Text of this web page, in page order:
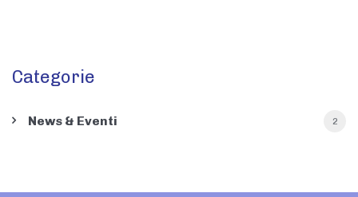
Categorie
News & Eventi 2